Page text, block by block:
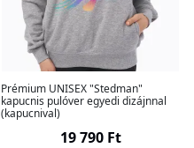
Prémium UNISEX "Stedman"
kapucnis pulóver egyedi dizájnnal
(kapucnival)
19 790 Ft